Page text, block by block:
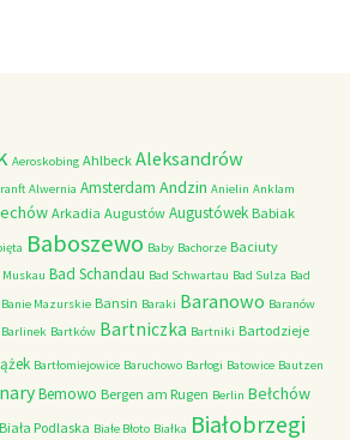
Aeroskobing Ahlbeck Aleksandrów
Alwernia Amsterdam Andzin Anielin Anklam
Arkadia Augustów Augustówek Babiak
Baboszewo Baby Bachorze Baciuty
Muskau Bad Schandau Bad Schwartau Bad Sulza Bad
Banie Mazurskie Bansin Baraki Baranowo Baranów
Barlinek Bartków Bartniczka Bartniki Bartodzieje
Bartłomiejowice Baruchowo Barłogi Batowice Bautzen
Bemowo Bergen am Rugen Berlin Bełchów
Biała Podlaska Białe Błoto Białka Białobrzegi